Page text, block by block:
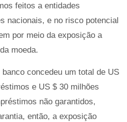
feitos a entidades
nacionais, e no risco potencial
por meio da exposição a
moeda.
concedeu um total de US
e US $ 30 milhões
não garantidos,
então, a exposição